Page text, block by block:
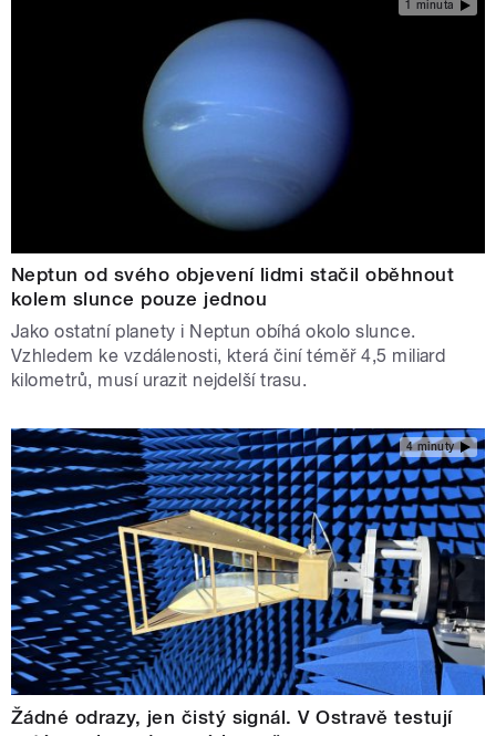
1 minuta
Neptun od svého objevení lidmi stačil oběhnout
kolem slunce pouze jednou
Jako ostatní planety i Neptun obíhá okolo slunce.
Vzhledem ke vzdálenosti, která činí téměř 4,5 miliard
kilometrů, musí urazit nejdelší trasu.
4 minuty
Žádné odrazy, jen čistý signál. V Ostravě testují